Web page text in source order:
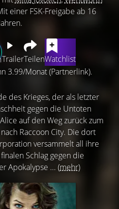
einer FSK-Freigabe ab 16
TrailerTeilenWatchlist
3.99/Monat (Partnerlink).
des Krieges, der als letzter
gegen die Untoten
auf den Weg zurück zum
Raccoon City. Die dort
versammelt all ihre
Schlag gegen die
Apokalypse ... (mehr)